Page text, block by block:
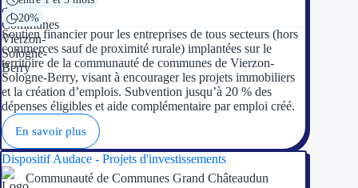
20%
Soutien financier pour les entreprises de tous secteurs (hors
commerces sauf de proximité rurale) implantées sur le
territoire de la communauté de communes de Vierzon-
Sologne-Berry, visant à encourager les projets immobiliers
et la création d’emplois. Subvention jusqu’à 20 % des
dépenses éligibles et aide complémentaire par emploi créé.
En savoir plus
Dispositif Audace - Projets d'investissements
Communauté de Communes Grand Châteaudun